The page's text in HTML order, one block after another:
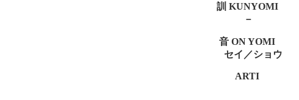
訓 KUNYOMI
－
音 ON YOMI
セイ／ショウ
ARTI